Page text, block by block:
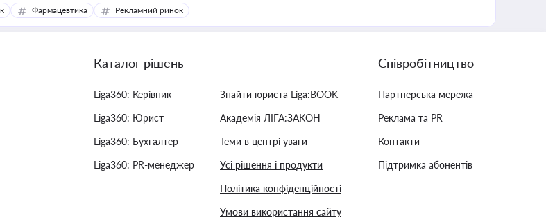
Фармацевтика Рекламний ринок
Каталог рішень
Liga360: Керівник
Liga360: Юрист
Liga360: Бухгалтер
Liga360: PR-менеджер
Знайти юриста Liga:BOOK
Академія ЛІГА:ЗАКОН
Теми в центрі уваги
Усі рішення і продукти
Політика конфіденційності
Умови використання сайту
Співробітництво
Партнерська мережа
Реклама та PR
Контакти
Підтримка абонентів